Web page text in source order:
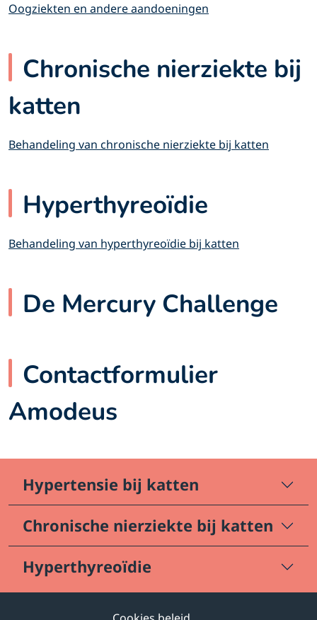
Oogziekten en andere aandoeningen
Chronische nierziekte bij
katten
Behandeling van chronische nierziekte bij katten
Hyperthyreoïdie
Behandeling van hyperthyreoïdie bij katten
De Mercury Challenge
Contactformulier
Amodeus
Hypertensie bij katten
Chronische nierziekte bij katten
Hyperthyreoïdie